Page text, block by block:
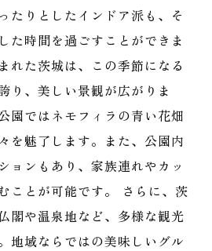
たりとしたインドア派も、そ
た時間を過ごすことができま
れた茨城は、この季節になる
り、美しい景観が広がりま
園ではネモフィラの青い花畑
を魅了します。また、公園内
ョンもあり、家族連れやカッ
ことが可能です。 さらに、茨
閣や温泉地など、多様な観光
地域ならではの美味しいグル